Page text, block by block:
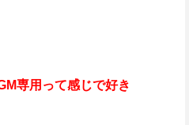
専用って感じで好き